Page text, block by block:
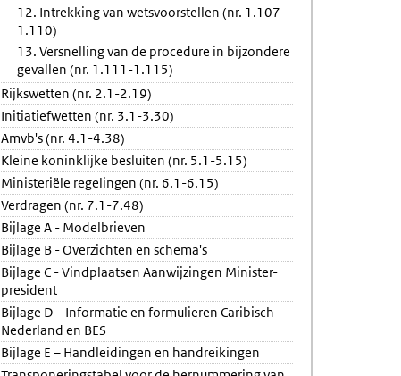
12. Intrekking van wetsvoorstellen (nr. 1.107-
1.110)
13. Versnelling van de procedure in bijzondere
gevallen (nr. 1.111-1.115)
Rijkswetten (nr. 2.1-2.19)
Initiatiefwetten (nr. 3.1-3.30)
Amvb's (nr. 4.1-4.38)
Kleine koninklijke besluiten (nr. 5.1-5.15)
Ministeriële regelingen (nr. 6.1-6.15)
Verdragen (nr. 7.1-7.48)
Bijlage A - Modelbrieven
Bijlage B - Overzichten en schema's
Bijlage C - Vindplaatsen Aanwijzingen Minister-
president
Bijlage D – Informatie en formulieren Caribisch
Nederland en BES
Bijlage E – Handleidingen en handreikingen